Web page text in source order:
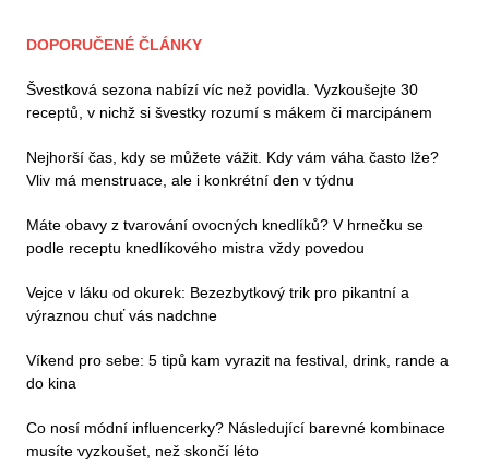
DOPORUČENÉ ČLÁNKY
Švestková sezona nabízí víc než povidla. Vyzkoušejte 30
receptů, v nichž si švestky rozumí s mákem či marcipánem
Nejhorší čas, kdy se můžete vážit. Kdy vám váha často lže?
Vliv má menstruace, ale i konkrétní den v týdnu
Máte obavy z tvarování ovocných knedlíků? V hrnečku se
podle receptu knedlíkového mistra vždy povedou
Vejce v láku od okurek: Bezezbytkový trik pro pikantní a
výraznou chuť vás nadchne
Víkend pro sebe: 5 tipů kam vyrazit na festival, drink, rande a
do kina
Co nosí módní influencerky? Následující barevné kombinace
musíte vyzkoušet, než skončí léto